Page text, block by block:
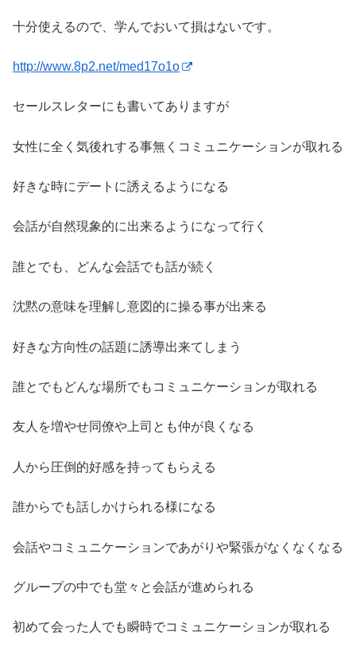
十分使えるので、学んでおいて損はないです。
http://www.8p2.net/med17o1o
セールスレターにも書いてありますが
女性に全く気後れする事無くコミュニケーションが取れる
好きな時にデートに誘えるようになる
会話が自然現象的に出来るようになって行く
誰とでも、どんな会話でも話が続く
沈黙の意味を理解し意図的に操る事が出来る
好きな方向性の話題に誘導出来てしまう
誰とでもどんな場所でもコミュニケーションが取れる
友人を増やせ同僚や上司とも仲が良くなる
人から圧倒的好感を持ってもらえる
誰からでも話しかけられる様になる
会話やコミュニケーションであがりや緊張がなくなくなる
グループの中でも堂々と会話が進められる
初めて会った人でも瞬時でコミュニケーションが取れる